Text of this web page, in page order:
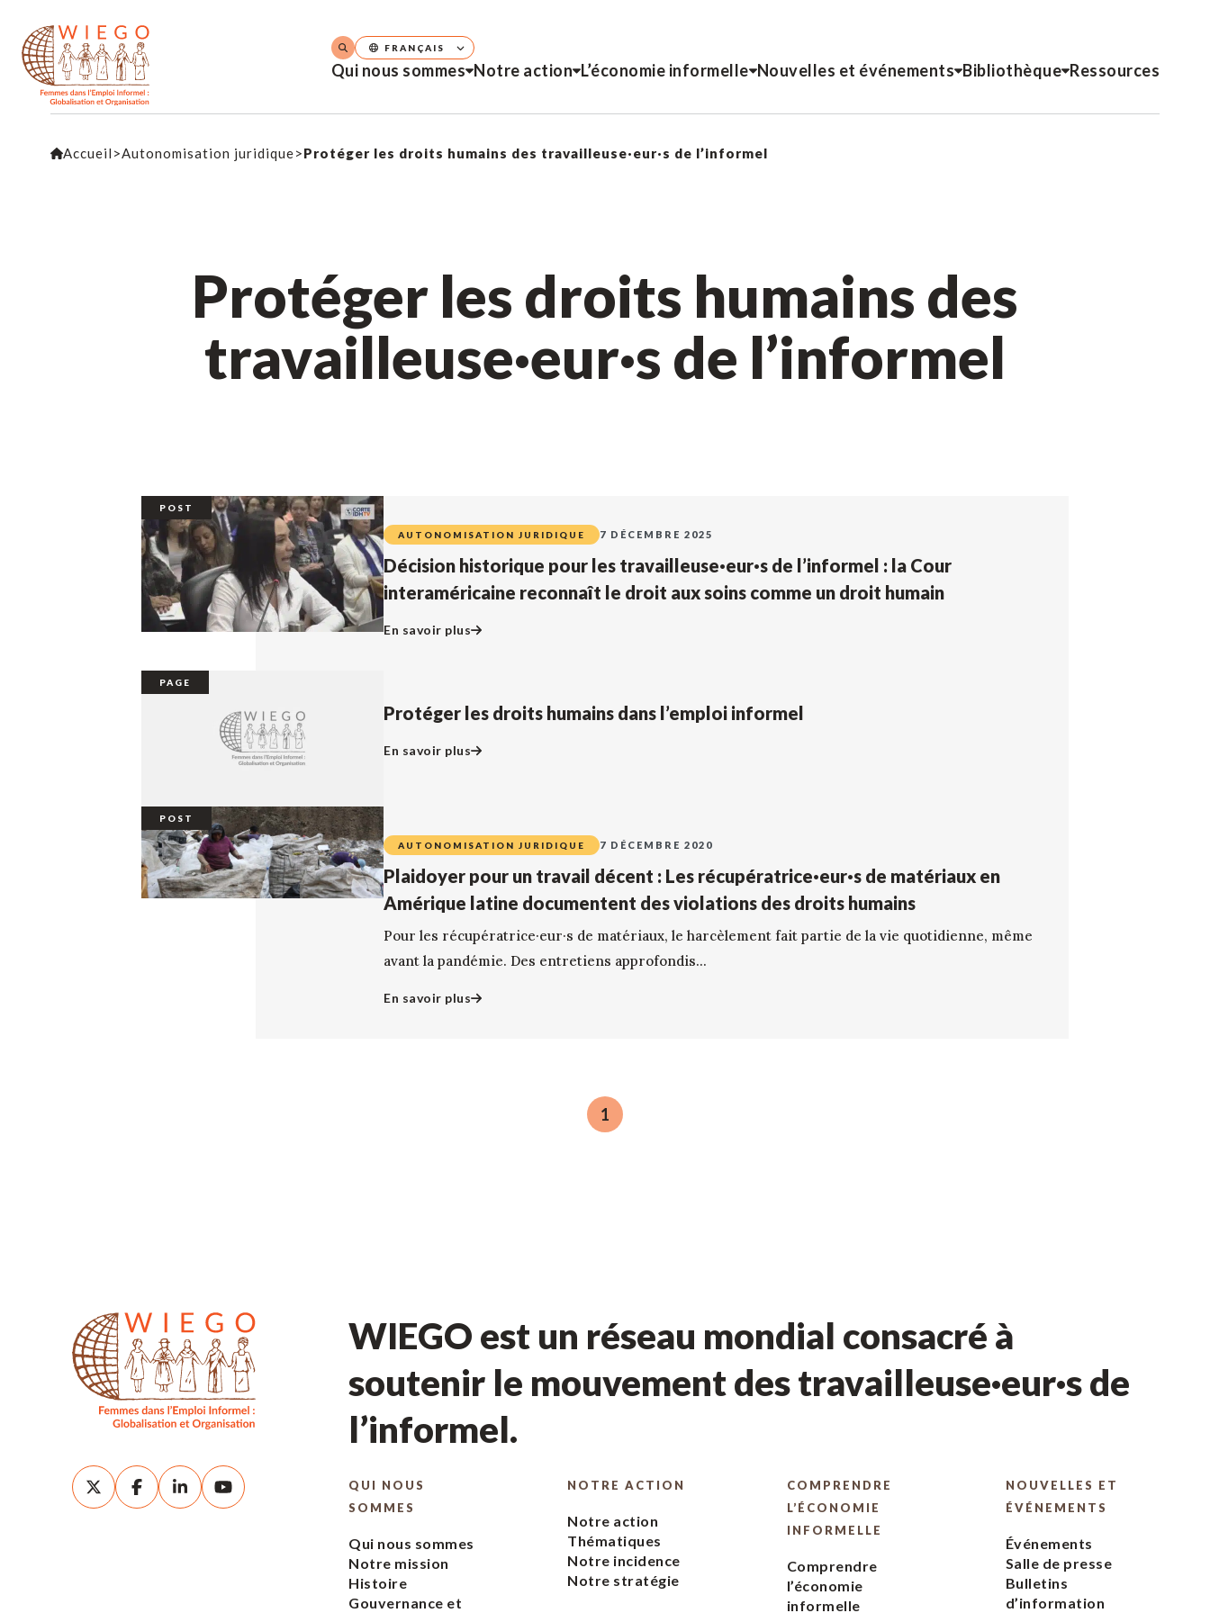
Qui nous sommes Notre action L’économie informelle Nouvelles et événements Bibliothèque Ressources
FRANÇAIS
Accueil >Autonomisation juridique>Protéger les droits humains des travailleuse·eur·s de l’informel
Protéger les droits humains des
travailleuse·eur·s de l’informel
POST
AUTONOMISATION JURIDIQUE 7 DÉCEMBRE 2025
Décision historique pour les travailleuse·eur·s de l’informel : la Cour
interaméricaine reconnaît le droit aux soins comme un droit humain
En savoir plus
PAGE
Protéger les droits humains dans l’emploi informel
En savoir plus
POST
AUTONOMISATION JURIDIQUE 7 DÉCEMBRE 2020
Plaidoyer pour un travail décent : Les récupératrice·eur·s de matériaux en
Amérique latine documentent des violations des droits humains
Pour les récupératrice·eur·s de matériaux, le harcèlement fait partie de la vie quotidienne, même
avant la pandémie. Des entretiens approfondis...
En savoir plus
1
WIEGO est un réseau mondial consacré à
soutenir le mouvement des travailleuse·eur·s de
l’informel.
QUI NOUS
SOMMES
Qui nous sommes
Notre mission
Histoire
Gouvernance et
NOTRE ACTION
Notre action
Thématiques
Notre incidence
Notre stratégie
COMPRENDRE
L’ÉCONOMIE
INFORMELLE
Comprendre
l’économie
informelle
NOUVELLES ET
ÉVÉNEMENTS
Événements
Salle de presse
Bulletins
d’information